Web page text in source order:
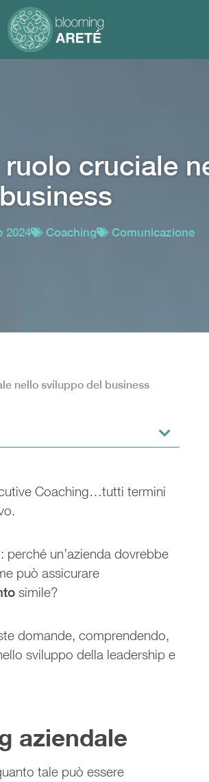
cruciale
business
2024 Coaching Comunicazione
nello sviluppo del business
Coaching…tutti termini
un’azienda dovrebbe
può assicurare
simile?
domande, comprendendo,
sviluppo della leadership e
aziendale
tale può essere